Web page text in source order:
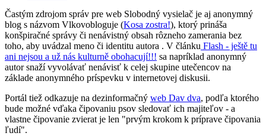
Častým zdrojom správ pre web Slobodný vysielač je aj anonymný
blog s názvom Vlkovobloguje (Kosa zostra!), ktorý prináša
konšpiračné správy či nenávistný obsah rôzneho zamerania bez
toho, aby uvádzal meno či identitu autora . V článku Flash - ještě tu
ani nejsou a už nás kulturně obohacují!!! sa napríklad anonymný
autor snaží vyvolávať nenávisť k celej skupine utečencov na
základe anonymného príspevku v internetovej diskusii.
Portál tiež odkazuje na dezinformačný web Dav dva, podľa ktorého
bude možné vďaka čipovaniu psov sledovať ich majiteľov - a
vlastne čipovanie zvierat je len "prvým krokom k príprave čipovania
ľudí".